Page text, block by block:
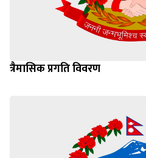
त्रैमासिक प्रगति विवरण